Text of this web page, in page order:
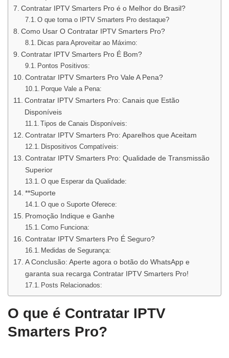
Contratar IPTV Smarters Pro é o Melhor do Brasil?
O que torna o IPTV Smarters Pro destaque?
Como Usar O Contratar IPTV Smarters Pro?
Dicas para Aproveitar ao Máximo:
Contratar IPTV Smarters Pro É Bom?
Pontos Positivos:
Contratar IPTV Smarters Pro Vale A Pena?
Porque Vale a Pena:
Contratar IPTV Smarters Pro: Canais que Estão
Disponíveis
Tipos de Canais Disponíveis:
Contratar IPTV Smarters Pro: Aparelhos que Aceitam
Dispositivos Compatíveis:
Contratar IPTV Smarters Pro: Qualidade de Transmissão
Superior
O que Esperar da Qualidade:
**Suporte
O que o Suporte Oferece:
Promoção Indique e Ganhe
Como Funciona:
Contratar IPTV Smarters Pro É Seguro?
Medidas de Segurança:
A Conclusão: Aperte agora o botão do WhatsApp e
garanta sua recarga Contratar IPTV Smarters Pro!
Posts Relacionados:
O que é Contratar IPTV
Smarters Pro?